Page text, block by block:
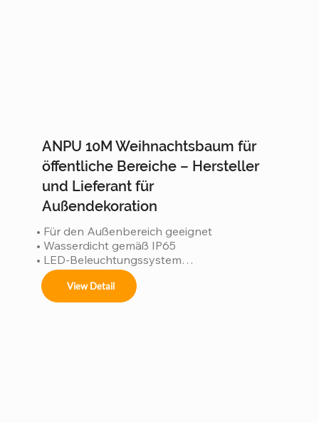
ANPU 10M Weihnachtsbaum für
öffentliche Bereiche – Hersteller
und Lieferant für
Außendekoration
• Für den Außenbereich geeignet
• Wasserdicht gemäß IP65
• LED-Beleuchtungssystem
• Robuste Konstruktion
• ISO 9001-zertifiziert
View Detail